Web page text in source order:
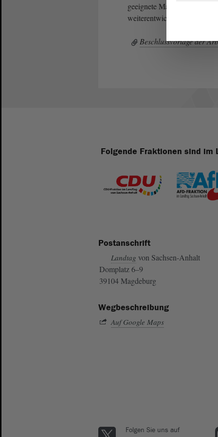
geeignete Maßnahmen
weiterentwickelt und
Beschlussvorlage der
Folgende Fraktionen sind im
Postanschrift
Landtag von Sachsen-Anhalt
Domplatz 6–9
39104 Magdeburg
Wegbeschreibung
Auf Google Maps
Folgen Sie uns auf